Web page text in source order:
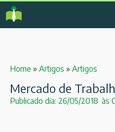
Home » Artigos » Artigos
Mercado de
Publicado dia: 26/05/2018 às